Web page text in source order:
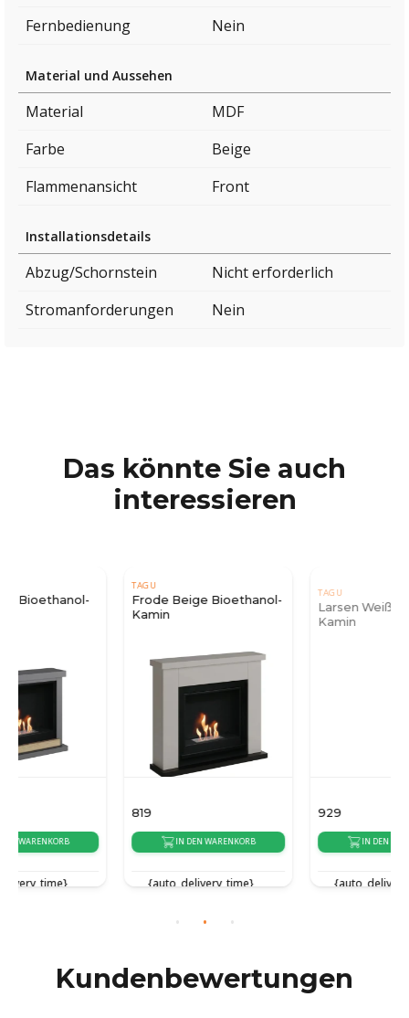
Fernbedienung
Nein
Material und Aussehen
Material
MDF
Farbe
Beige
Flammenansicht
Front
Installationsdetails
Abzug/Schornstein
Nicht erforderlich
Stromanforderungen
Nein
Das könnte Sie auch
interessieren
Frode Beige Bioethanol-
IN DEN WARENKORB
{auto_delivery_time}
Larsen Weiß Bioethanol-
IN DEN WARENKORB
{auto_delivery_time}
Kundenbewertungen